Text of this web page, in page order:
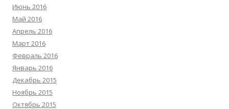
Июнь 2016
Май 2016
Апрель 2016
Март 2016
Февраль 2016
Январь 2016
Декабрь 2015
Ноябрь 2015
Октябрь 2015